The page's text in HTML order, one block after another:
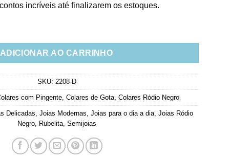
incríveis até finalizarem os estoques.
De Gotinhas Fixas Rubis E Pretas quantidade
ADICIONAR AO CARRINHO
SKU: 2208-D
com Pingente Colares de Gota Colares Ródio Negro
Delicadas Joias Modernas Joias para o dia a dia, Joias Ródio
Negro, Rubelita, Semijoias